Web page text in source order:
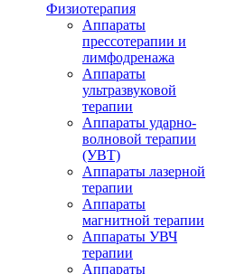
Физиотерапия
Аппараты
прессотерапии и
лимфодренажа
Аппараты
ультразвуковой
терапии
Аппараты ударно-
волновой терапии
(УВТ)
Аппараты лазерной
терапии
Аппараты
магнитной терапии
Аппараты УВЧ
терапии
Аппараты